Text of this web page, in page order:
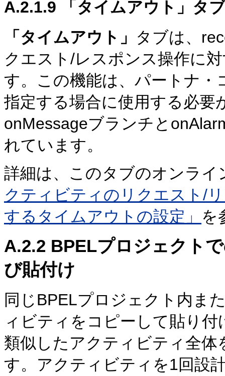
A.2.1.9 「タイムアウト」タブ
「タイムアウト」 タブは、
クエスト/レスポンス操作に
す。この機能は、パートナ
指定する場合に使用する必
onMessageブランチと
れています。
詳細は、このタブのオンライ
クティビティのリクエスト/
するタイムアウトの設定」 を
A.2.2 BPELプロジェクト
び貼付け
同じBPELプロジェクト内ま
ィビティをコピーして貼り
類似したアクティビティ全
す。アクティビティを1回設